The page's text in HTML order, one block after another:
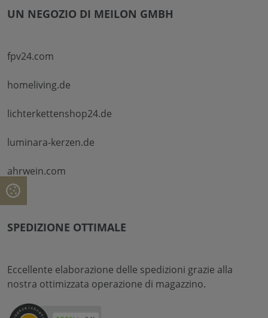
UN NEGOZIO DI MEILON GMBH
fpv24.com
homeliving.de
lichterkettenshop24.de
luminara-kerzen.de
ahrwein.com
SPEDIZIONE OTTIMALE
Eccellente elaborazione delle spedizioni grazie alla
nostra ottimizzata operazione di magazzino.